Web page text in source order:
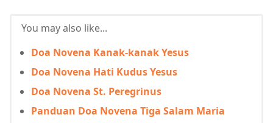
You may also like...
Doa Novena Kanak-kanak Yesus
Doa Novena Hati Kudus Yesus
Doa Novena St. Peregrinus
Panduan Doa Novena Tiga Salam Maria